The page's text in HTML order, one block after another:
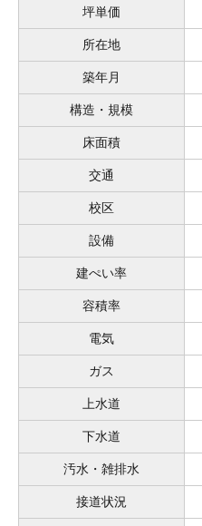
坪単価
所在地
築年月
構造・規模
床面積
交通
校区
設備
建ぺい率
容積率
電気
ガス
上水道
下水道
汚水・雑排水
接道状況